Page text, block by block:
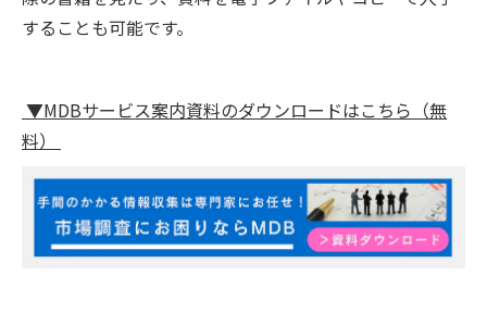
することも可能です。
▼MDBサービス案内資料のダウンロードはこちら（無
料）